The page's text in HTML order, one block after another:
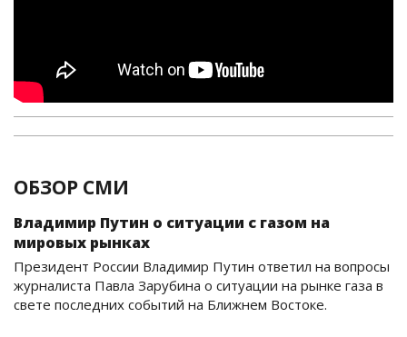
ОБЗОР СМИ
Владимир Путин о ситуации с газом на
мировых рынках
Президент России Владимир Путин ответил на вопросы
журналиста Павла Зарубина о ситуации на рынке газа в
свете последних событий на Ближнем Востоке.